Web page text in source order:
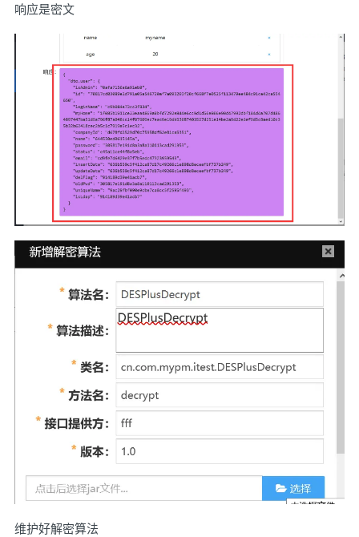
响应是密文
维护好解密算法